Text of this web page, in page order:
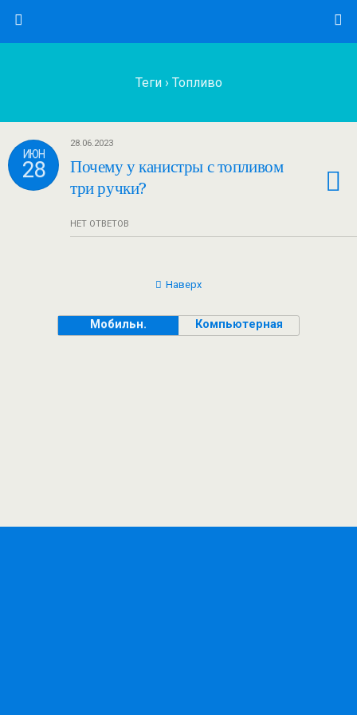
Теги › Топливо
ИЮН
28
28.06.2023
Почему у канистры с топливом
три ручки?
НЕТ ОТВЕТОВ
Наверх
Мобильн. Компьютерная